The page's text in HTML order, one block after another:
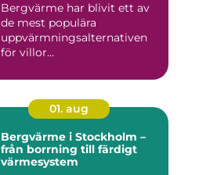
Bergvärme har blivit ett av
de mest populära
uppvärmningsalternativen
för villor...
01. aug
Bergvärme i Stockholm –
från borrning till färdigt
värmesystem